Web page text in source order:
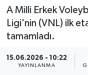
A Milli Erkek
Ligi'nin (VNL) ilk
tamamladı.
15.06.2026 - 10:22
YAYINLANMA
GÖKTÜRK